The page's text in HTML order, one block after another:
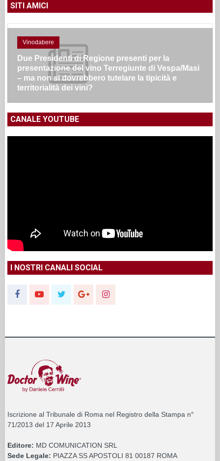
SITI AMICI
Vinodabere
Due Presidenti di Regione presenti per la
presentazione del vino Terregiunte di Vespa/Masi
– ma non si dovrebbero tutelare la tipicità e
territorialità dei vini?
CANALE YOUTUBE
I NOSTRI CANALI SOCIAL
Iscrizione al Tribunale di Roma nel Registro della Stampa n°
71/2013 del 17 Aprile 2013
Editore: MD COMUNICATION SRL
Sede Legale: PIAZZA SS APOSTOLI 81 00187 ROMA